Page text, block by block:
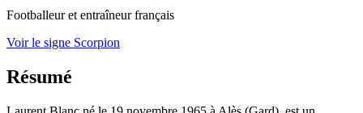
Footballeur et entraîneur français
Voir le signe Scorpion
Résumé